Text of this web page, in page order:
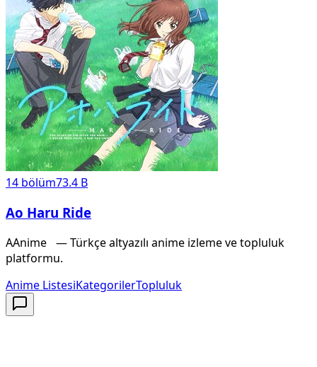
14 bölüm73.4 B
Ao Haru Ride
AAnime — Türkçe altyazılı anime izleme ve topluluk
platformu.
Anime ListesiKategorilerTopluluk